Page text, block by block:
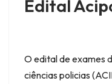
Edital
O edital de exames
ciências policias